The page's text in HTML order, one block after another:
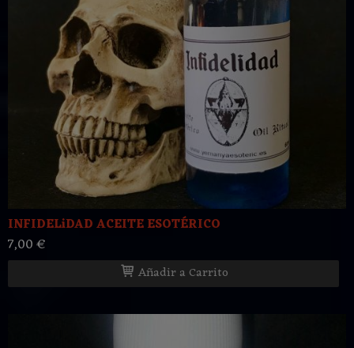
INFIDELiDAD ACEITE ESOTÉRICO
7,00 €
Añadir a Carrito